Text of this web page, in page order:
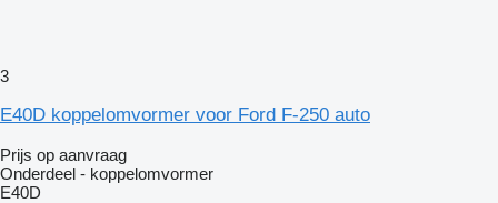
3
E40D koppelomvormer voor Ford F-250 auto
Prijs op aanvraag
Onderdeel - koppelomvormer
E40D